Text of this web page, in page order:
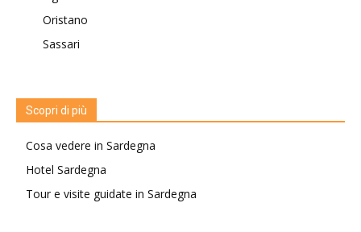
Oristano
Sassari
Scopri di più
Cosa vedere in Sardegna
Hotel Sardegna
Tour e visite guidate in Sardegna